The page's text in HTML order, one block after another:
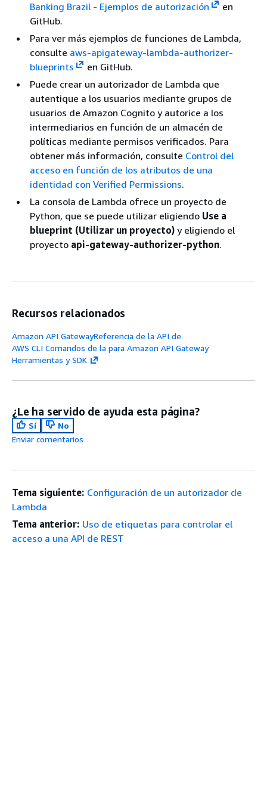
Banking Brazil - Ejemplos de autorización
en
GitHub.
Para ver más ejemplos de funciones de Lambda,
consulte aws-apigateway-lambda-authorizer-
blueprints
en GitHub.
Puede crear un autorizador de Lambda que
autentique a los usuarios mediante grupos de
usuarios de Amazon Cognito y autorice a los
intermediarios en función de un almacén de
políticas mediante permisos verificados. Para
obtener más información, consulte Control del
acceso en función de los atributos de una
identidad con Verified Permissions.
La consola de Lambda ofrece un proyecto de
Python, que se puede utilizar eligiendo Use a
blueprint (Utilizar un proyecto) y eligiendo el
proyecto api-gateway-authorizer-python.
Recursos relacionados
Amazon API GatewayReferencia de la API de
AWS CLI Comandos de la para Amazon API Gateway
Herramientas y SDK
¿Le ha servido de ayuda esta página?
Sí
No
Enviar comentarios
Tema siguiente: Configuración de un autorizador de
Lambda
Tema anterior: Uso de etiquetas para controlar el
acceso a una API de REST